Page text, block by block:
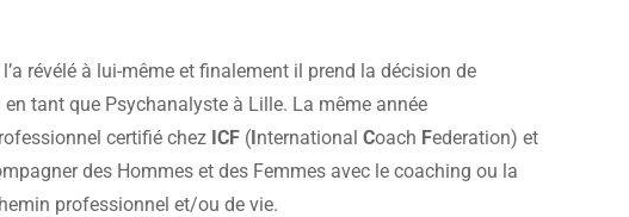
révélé à lui-même et finalement il prend la décision de
en tant que Psychanalyste à Lille. La même année
certifié chez ICF (InternationalCoach Federation) et
des Hommes et des Femmes avec le coaching ou la
professionnel et/ou de vie.